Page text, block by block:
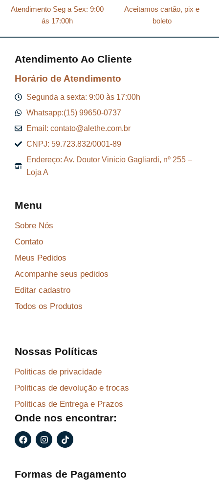
Atendimento Seg a Sex: 9:00
ás 17:00h
Aceitamos cartão, pix e
boleto
Atendimento Ao Cliente
Horário de Atendimento
Segunda a sexta: 9:00 às 17:00h
Whatsapp:(15) 99650-0737
Email: contato@alethe.com.br
CNPJ: 59.723.832/0001-89
Endereço: Av. Doutor Vinicio Gagliardi, nº 255 –
Loja A
Menu
Sobre Nós
Contato
Meus Pedidos
Acompanhe seus pedidos
Editar cadastro
Todos os Produtos
Nossas Políticas
Politicas de privacidade
Politicas de devolução e trocas
Politicas de Entrega e Prazos
Onde nos encontrar:
F
a
o
I
n
g
T
i
k
Formas de Pagamento